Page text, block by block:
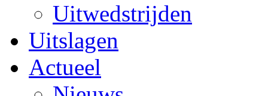
Uitwedstrijden
Uitslagen
Actueel